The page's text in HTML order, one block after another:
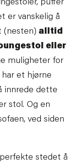
puffer
er vanskelig å
(nesten) alltid
eller
muligheter for
har et hjørne
innrede dette
stol. Og en
ved siden
stedet å